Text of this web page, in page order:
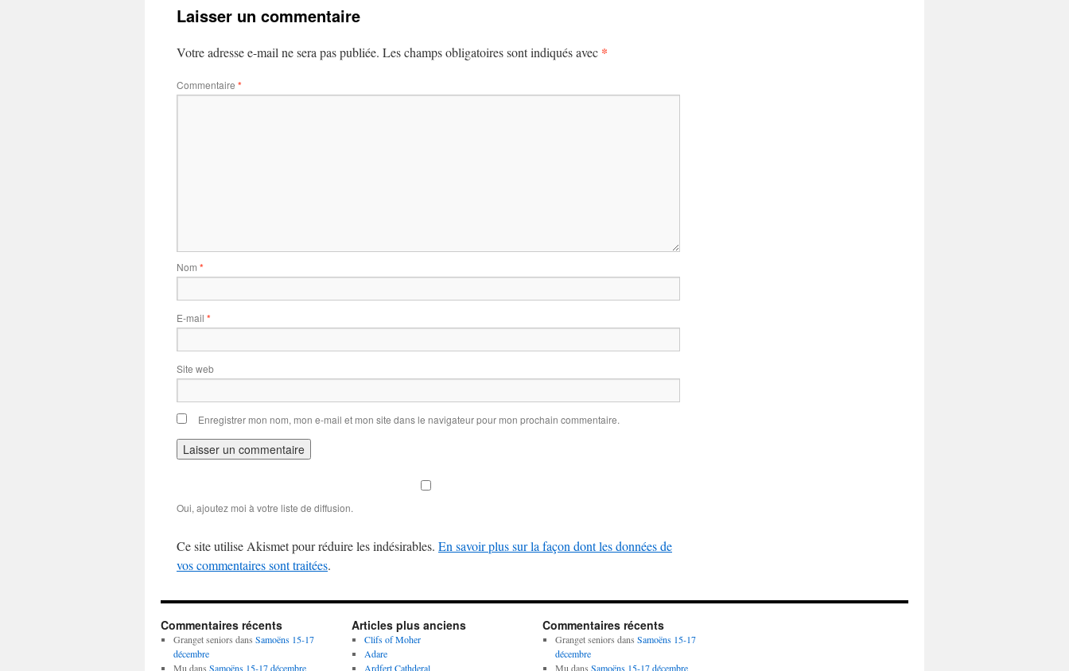
Laisser un commentaire
Votre adresse e-mail ne sera pas publiée. Les champs obligatoires sont indiqués avec *
Commentaire *
Nom *
E-mail *
Site web
Enregistrer mon nom, mon e-mail et mon site dans le navigateur pour mon prochain commentaire.
Oui, ajoutez moi à votre liste de diffusion.
Ce site utilise Akismet pour réduire les indésirables. En savoir plus sur la façon dont les données de
vos commentaires sont traitées.
Commentaires récents
Granget seniors dans Samoëns 15-17
décembre
Mu dans Samoëns 15-17 décembre
Articles plus anciens
Clifs of Moher
Adare
Ardfert Cathderal
Commentaires récents
Granget seniors dans Samoëns 15-17
décembre
Mu dans Samoëns 15-17 décembre